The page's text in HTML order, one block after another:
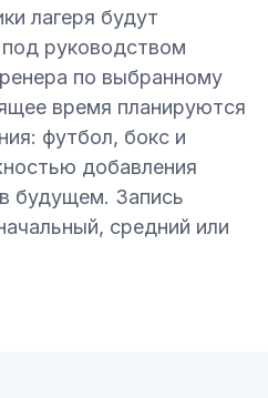
лагеря будут
руководством
по выбранному
время планируются
футбол, бокс и
добавления
будущем. Запись
средний или